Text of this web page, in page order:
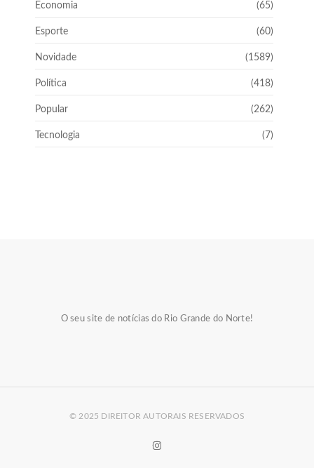
Economia (65)
Esporte (60)
Novidade (1589)
Política (418)
Popular (262)
Tecnologia (7)
O seu site de notícias do Rio Grande do Norte!
© 2025 DIREITOR AUTORAIS RESERVADOS